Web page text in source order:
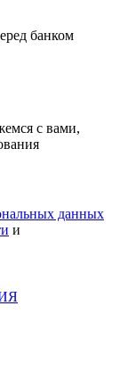
банком
с вами,
данных
и